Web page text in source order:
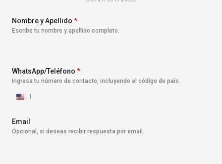
Nombre y Apellido *
Escribe tu nombre y apellido completo.
WhatsApp/Teléfono *
Ingresa tu número de contacto, incluyendo el código de país.
E
a
d
+1
Email
Opcional, si deseas recibir respuesta por email.